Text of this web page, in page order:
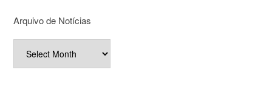
Arquivo de Notícias